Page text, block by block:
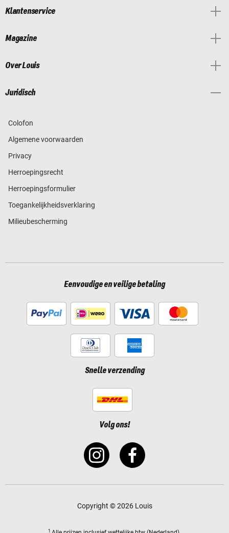
Klantenservice
Magazine
Over Louis
Juridisch
Colofon
Algemene voorwaarden
Privacy
Herroepingsrecht
Herroepingsformulier
Toegankelijkheidsverklaring
Milieubescherming
Eenvoudige en veilige betaling
Snelle verzending
Volg ons!
Copyright © 2026 Louis
1